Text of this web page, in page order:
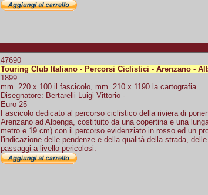
47690
Touring Club Italiano - Percorsi Ciclistici - Arenzano -
1899
mm. 220 x 100 il fascicolo, mm. 210 x 1190 la cartografia
Disegnatore: Bertarelli Luigi Vittorio -
Euro 25
Fascicolo dedicato al percorso ciclistico della riviera di
Arenzano ad Albenga, costituito da una copertina e una
metro e 19 cm) con il percorso evidenziato in rosso ed un
l'indicazione delle pendenze e della qualità della strada,
passaggi a livello pericolosi.